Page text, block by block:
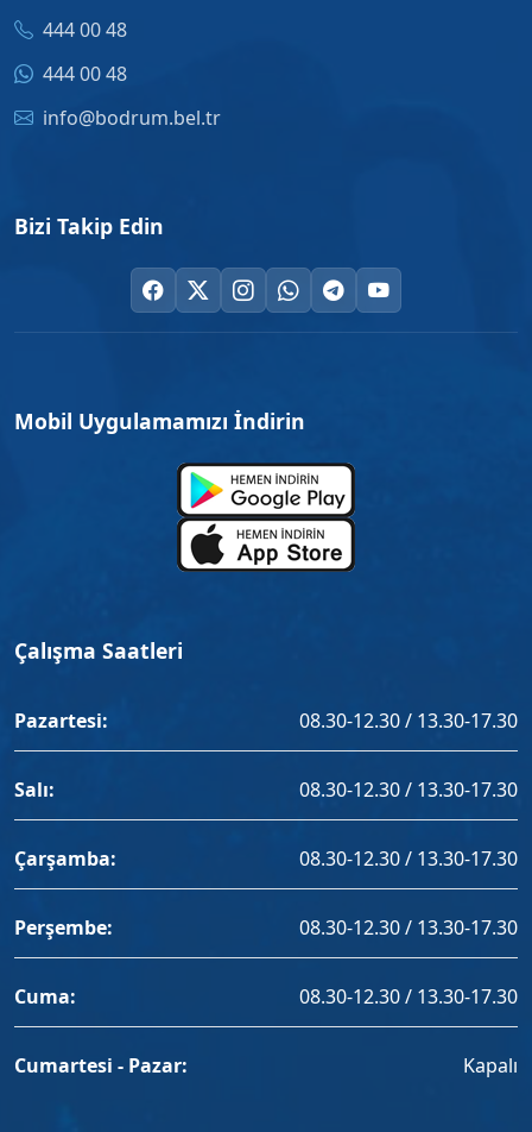
444 00 48
444 00 48
info@bodrum.bel.tr
Bizi Takip Edin
Mobil Uygulamamızı İndirin
Çalışma Saatleri
Pazartesi: 08.30-12.30 / 13.30-17.30
Salı: 08.30-12.30 / 13.30-17.30
Çarşamba: 08.30-12.30 / 13.30-17.30
Perşembe: 08.30-12.30 / 13.30-17.30
Cuma: 08.30-12.30 / 13.30-17.30
Cumartesi - Pazar: Kapalı